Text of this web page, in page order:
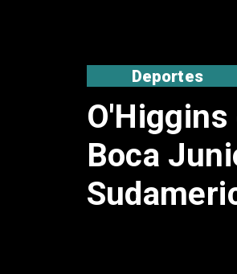
doble
Nacional